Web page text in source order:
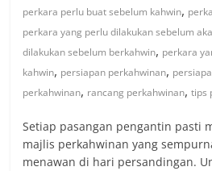
perkara perlu buat sebelum kahwin,
perkara yang perlu dilakukan sebelum
dilakukan sebelum berkahwin, perkara
kahwin, persiapan perkahwinan,
perkahwinan, rancang perkahwinan,tips
Setiap pasangan pengantin pasti
majlis perkahwinan yang
menawan di hari persandingan.